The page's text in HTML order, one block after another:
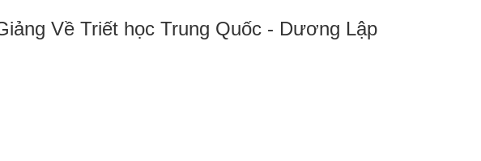
Về Triết học Trung Quốc - Dương Lập